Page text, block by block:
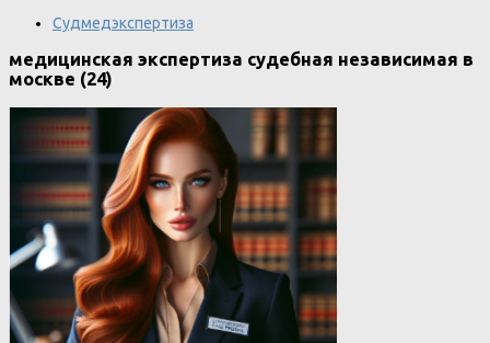
Судмедэкспертиза
медицинская экспертиза судебная независимая в
москве (24)